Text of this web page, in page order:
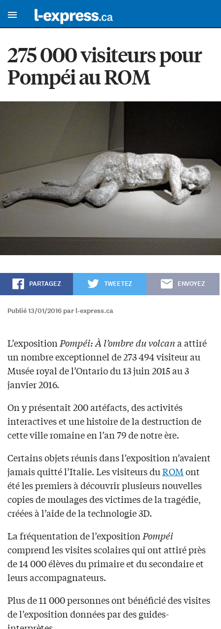
275 000 visiteurs pour
Pompéi au ROM
PARTAGEZ TWEETEZ ENVOYEZ
Publié 13/01/2016 par l-express.ca
L’expositionPompéi: À l’ombre du volcana attiré
un nombre exceptionnel de 273 494 visiteur au
Musée royal de l’Ontario du 13 juin 2015 au 3
janvier 2016.
On y présentait 200 artéfacts, des activités
interactives et une histoire de la destruction de
cette ville romaine en l’an 79 de notre ère.
Certains objets réunis dans l’exposition n’avaient
jamais quitté l’Italie. Les visiteurs duROMont
été les premiers à découvrir plusieurs nouvelles
copies de moulages des victimes de la tragédie,
créées à l’aide de la technologie 3D.
La fréquentation de l’expositionPompéi
comprend les visites scolaires qui ont attiré près
de 14 000 élèves du primaire et du secondaire et
leurs accompagnateurs.
Plus de 11 000 personnes ont bénéficié des visites
de l’exposition données par des guides-